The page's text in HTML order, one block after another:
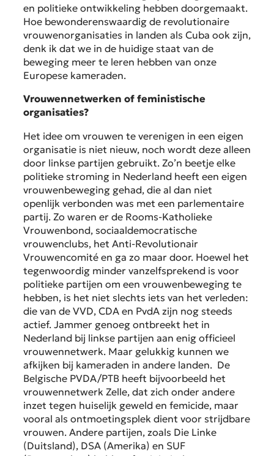
en politieke ontwikkeling hebben doorgemaakt.
Hoe bewonderenswaardig de revolutionaire
vrouwenorganisaties in landen als Cuba ook zijn,
denk ik dat we in de huidige staat van de
beweging meer te leren hebben van onze
Europese kameraden.
Vrouwennetwerken of feministische
organisaties?
Het idee om vrouwen te verenigen in een eigen
organisatie is niet nieuw, noch wordt deze alleen
door linkse partijen gebruikt. Zo’n beetje elke
politieke stroming in Nederland heeft een eigen
vrouwenbeweging gehad, die al dan niet
openlijk verbonden was met een parlementaire
partij. Zo waren er de Rooms-Katholieke
Vrouwenbond, sociaaldemocratische
vrouwenclubs, het Anti-Revolutionair
Vrouwencomité en ga zo maar door. Hoewel het
tegenwoordig minder vanzelfsprekend is voor
politieke partijen om een vrouwenbeweging te
hebben, is het niet slechts iets van het verleden:
die van de VVD, CDA en PvdA zijn nog steeds
actief. Jammer genoeg ontbreekt het in
Nederland bij linkse partijen aan enig officieel
vrouwennetwerk. Maar gelukkig kunnen we
afkijken bij kameraden in andere landen. De
Belgische PVDA/PTB heeft bijvoorbeeld het
vrouwennetwerk Zelle, dat zich onder andere
inzet tegen huiselijk geweld en femicide, maar
vooral als ontmoetingsplek dient voor strijdbare
vrouwen. Andere partijen, zoals Die Linke
(Duitsland), DSA (Amerika) en SUF